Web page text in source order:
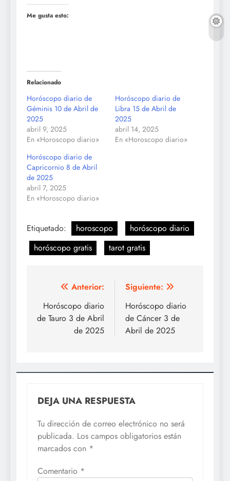
Me gusta esto:
Relacionado
Horóscopo diario de
Géminis 10 de Abril de
2025
abril 9, 2025
En «Horoscopo diario»
Horóscopo diario de
Libra 15 de Abril de
2025
abril 14, 2025
En «Horoscopo diario»
Horóscopo diario de
Capricornio 8 de Abril
de 2025
abril 7, 2025
En «Horoscopo diario»
Etiquetado: horoscopo
horóscopo diario
horóscopo gratis
tarot gratis
Navegación
de
entradas
Anterior:
Horóscopo diario
de Tauro 3 de Abril
de 2025
Siguiente:
Horóscopo diario
de Cáncer 3 de
Abril de 2025
DEJA UNA RESPUESTA
Tu dirección de correo electrónico no será
publicada. Los campos obligatorios están
marcados con *
Comentario *